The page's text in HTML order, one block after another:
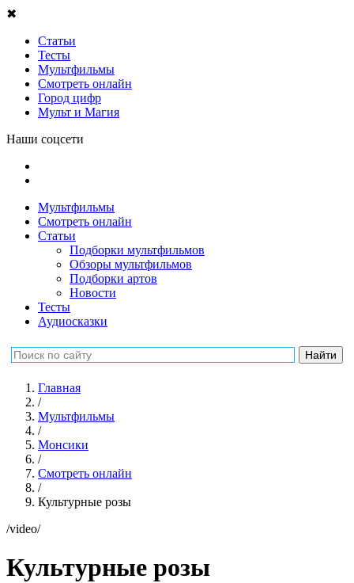
✖
Статьи
Тесты
Мультфильмы
Смотреть онлайн
Город цифр
Мульт и Магия
Наши соцсети
Мультфильмы
Смотреть онлайн
Статьи
Подборки мультфильмов
Обзоры мультфильмов
Подборки артов
Новости
Тесты
Аудиосказки
Главная
/
Мультфильмы
/
Монсики
/
Смотреть онлайн
/
Культурные розы
/video/
Культурные розы